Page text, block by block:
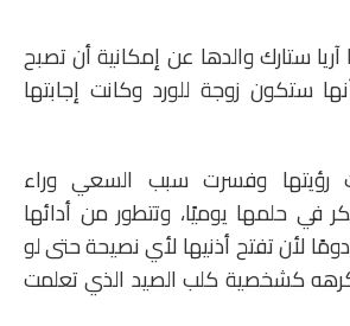
ستارك والدها عن إمكانية أن تصبح
ستكون زوجة للورد وكانت إجابتها
رؤيتها وفسرت سبب السعي وراء
في حلمها يوميًا، وتتطور من أدائها
لأن تفتح أذنيها لأي نصيحة حتى لو
كشخصية كلب الصيد الذي تعلمت